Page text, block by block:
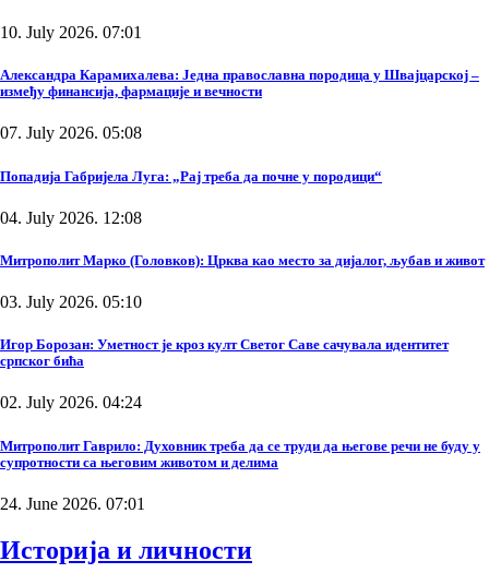
10. July 2026. 07:01
Александра Карамихалева: Једна православна породица у Швајцарској –
између финансија, фармације и вечности
07. July 2026. 05:08
Попадија Габријела Луга: „Рај треба да почне у породици“
04. July 2026. 12:08
Митрополит Марко (Головков): Црква као место за дијалог, љубав и живот
03. July 2026. 05:10
Игор Борозан: Уметност је кроз култ Светог Саве сачувала идентитет
српског бића
02. July 2026. 04:24
Митрополит Гаврило: Духовник треба да се труди да његове речи не буду у
супротности са његовим животом и делима
24. June 2026. 07:01
Историја и личности